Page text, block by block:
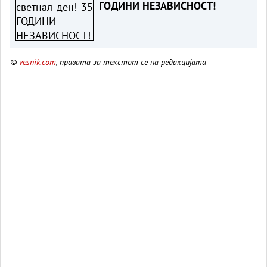
ГОДИНИ НЕЗАВИСНОСТ!
© vesnik.com, правата за текстот се на редакцијата